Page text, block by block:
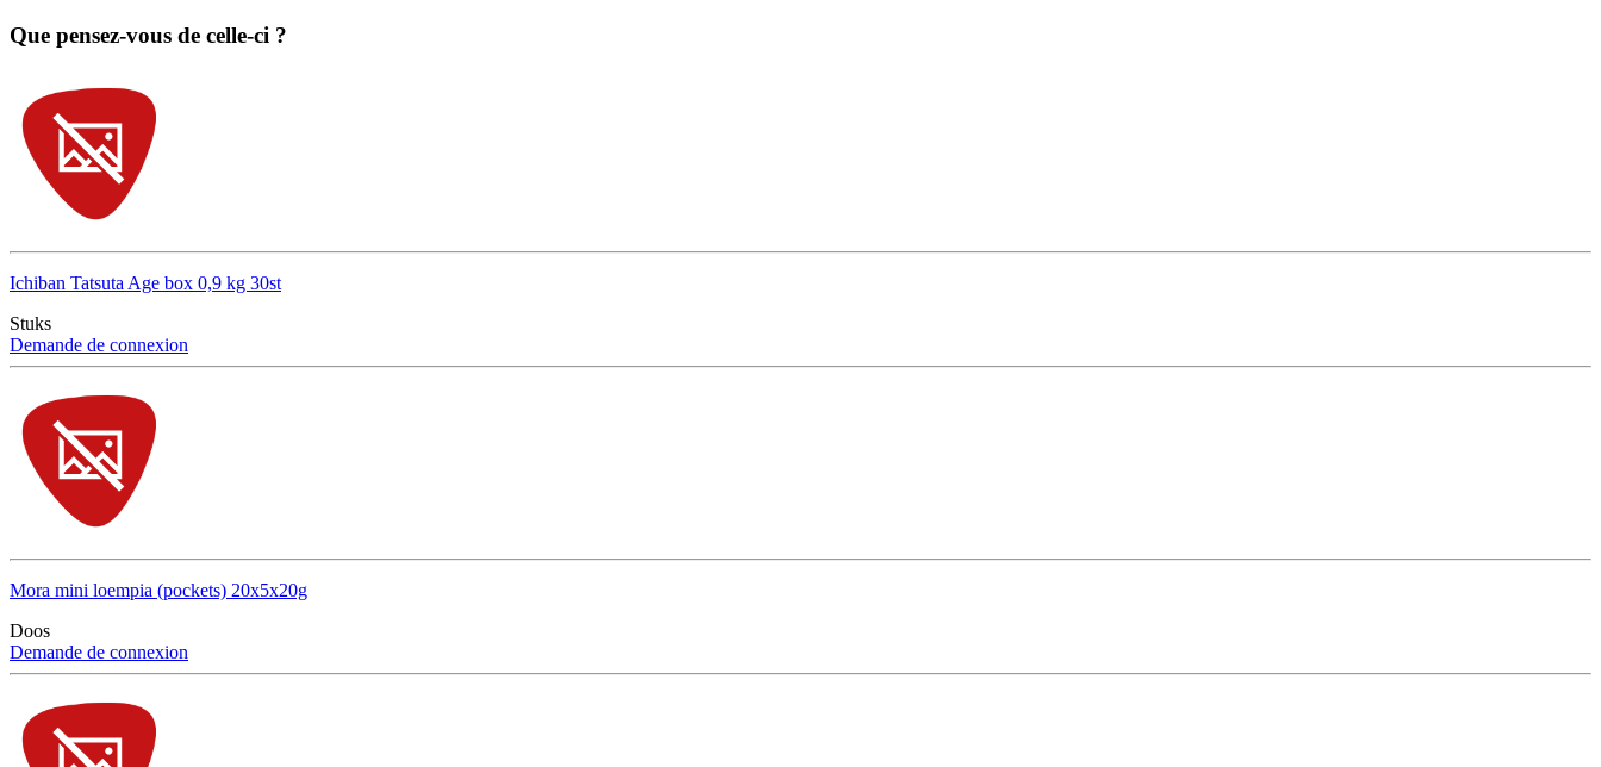
Que pensez-vous de celle-ci ?
Ichiban Tatsuta Age box 0,9 kg 30st
Stuks
Demande de connexion
Mora mini loempia (pockets) 20x5x20g
Doos
Demande de connexion